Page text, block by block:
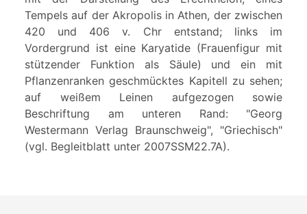
Tempels auf der Akropolis in Athen, der zwischen
420 und 406 v. Chr entstand; links im
Vordergrund ist eine Karyatide (Frauenfigur mit
stützender Funktion als Säule) und ein mit
Pflanzenranken geschmücktes Kapitell zu sehen;
auf weißem Leinen aufgezogen sowie
Beschriftung am unteren Rand: "Georg
Westermann Verlag Braunschweig", "Griechisch"
(vgl. Begleitblatt unter 2007SSM22.7A).